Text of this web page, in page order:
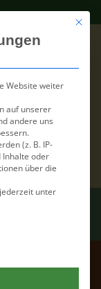
Mit
Website weiter
auf unserer
andere uns
(z. B. IP-
Inhalte oder
über die
unter
die eine